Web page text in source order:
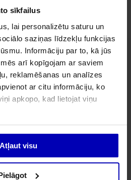
sīkfailus
lai personalizētu saturu un
saziņas līdzekļu funkcijas
Informāciju par to, kā jūs
arī kopīgojam ar saviem
reklamēšanas un analīzes
ar citu informāciju, ko
apkopo, kad lietojat viņu
Atļaut visu
vald 90105